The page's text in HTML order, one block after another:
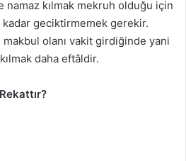
namaz kılmak mekruh olduğu için
kadar geciktirmemek gerekir.
olanı vakit girdiğinde yani
daha eftâldir.